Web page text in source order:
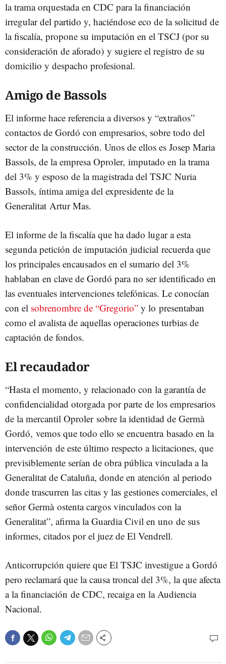
la trama orquestada en CDC para la financiación
irregular del partido y, haciéndose eco de la solicitud de
la fiscalía, propone su imputación en el TSCJ (por su
consideración de aforado) y sugiere el registro de su
domicilio y despacho profesional.
Amigo de Bassols
El informe hace referencia a diversos y “extraños”
contactos de Gordó con empresarios, sobre todo del
sector de la construcción. Unos de ellos es Josep Maria
Bassols, de la empresa Oproler, imputado en la trama
del 3% y esposo de la magistrada del TSJC Nuria
Bassols, íntima amiga del expresidente de la
Generalitat Artur Mas.
El informe de la fiscalía que ha dado lugar a esta
segunda petición de imputación judicial recuerda que
los principales encausados en el sumario del 3%
hablaban en clave de Gordó para no ser identificado en
las eventuales intervenciones telefónicas. Le conocían
con el sobrenombre de “Gregorio” y lo presentaban
como el avalista de aquellas operaciones turbias de
captación de fondos.
El recaudador
“Hasta el momento, y relacionado con la garantía de
confidencialidad otorgada por parte de los empresarios
de la mercantil Oproler sobre la identidad de Germà
Gordó, vemos que todo ello se encuentra basado en la
intervención de este último respecto a licitaciones, que
previsiblemente serían de obra pública vinculada a la
Generalitat de Cataluña, donde en atención al periodo
donde trascurren las citas y las gestiones comerciales, el
señor Germà ostenta cargos vinculados con la
Generalitat”, afirma la Guardia Civil en uno de sus
informes, citados por el juez de El Vendrell.
Anticorrupción quiere que El TSJC investigue a Gordó
pero reclamará que la causa troncal del 3%, la que afecta
a la financiación de CDC, recaiga en la Audiencia
Nacional.